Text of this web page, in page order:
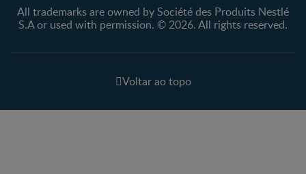
All trademarks are owned by Société des Produits Nestlé
S.A or used with permission. © 2026. All rights reserved.
Voltar ao topo